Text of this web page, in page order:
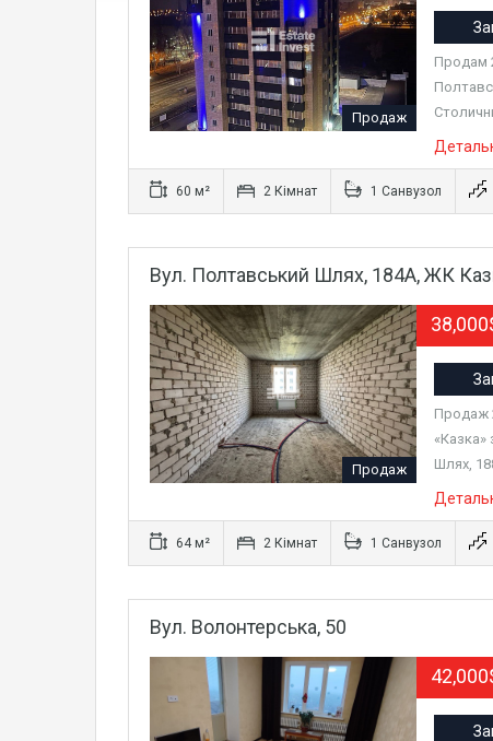
Продаж
Продам
60 м² 2 Кімнат 1 Санвузол
Вул. Полтавський Шлях, 184А, ЖК
Продаж
Продаж
Шлях,
64 м² 2 Кімнат 1 Санвузол
Вул. Волонтерська, 50